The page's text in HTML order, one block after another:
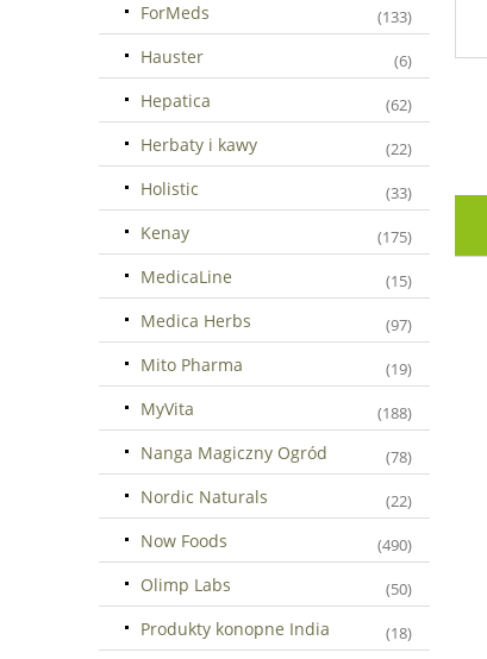
ForMeds (133)
Hauster (6)
Hepatica (62)
Herbaty i kawy (22)
Holistic (33)
Kenay (175)
MedicaLine (15)
Medica Herbs (97)
Mito Pharma (19)
MyVita (188)
Nanga Magiczny Ogród (78)
Nordic Naturals (22)
Now Foods (490)
Olimp Labs (50)
Produkty konopne India (18)